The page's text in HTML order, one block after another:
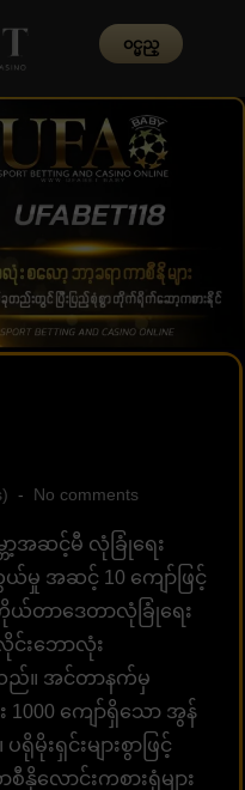
၀င္မည္
No comments
ာ့အဆင့်မီ လုံခြုံရေး
မှု အဆင့် 10 ကျော်ဖြင့်
ယ်တာဒေတာလုံခြုံရေး
းဘောလုံး
ည်။ အင်တာနက်မှ
1000 ကျော်ရှိသော အွန်
မိုးရှင်းများစွာဖြင့်
လောင်းကစားရုံများ